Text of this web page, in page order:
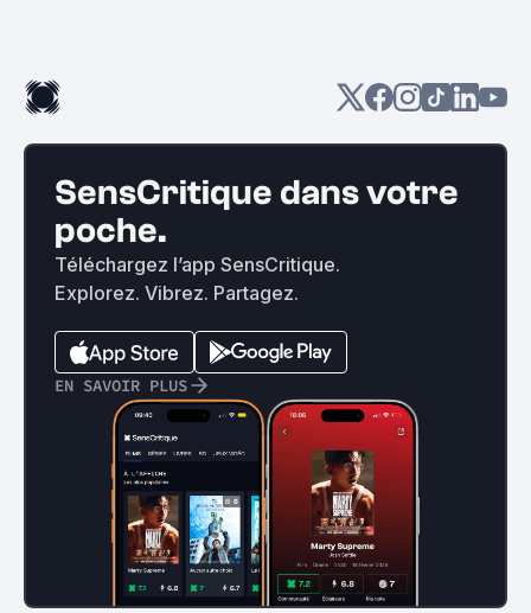
SensCritique dans votre
poche.
Téléchargez l’app SensCritique.
Explorez. Vibrez. Partagez.
EN SAVOIR PLUS